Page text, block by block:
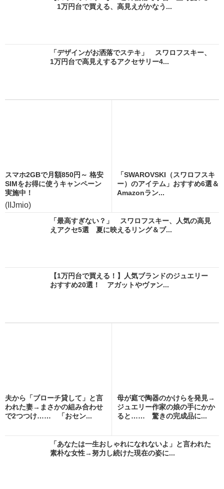
1万円台で買える、高見えがかなう...
「デザインがお洒落でステキ」 スワロフスキー、
1万円台で高見えするアクセサリー4...
スマホ2GBで月額850円～ 格安
SIMをお得に使うキャンペーン
実施中！
(IIJmio)
「SWAROVSKI（スワロフスキ
ー）のアイテム」おすすめ6選＆
Amazonラン...
「最高すぎない？」 スワロフスキー、人気の高見
えアクセ5選 夏に映えるリング＆ブ...
【1万円台で買える！】人気ブランドのジュエリー
おすすめ20選！ アガットやヴァン...
夫から「ブローチ貸して」と言
われた妻→まさかの組み合わせ
で2つつけ…… 「おセン...
母が庭で陶器のかけらを発見→
ジュエリー作家の娘の手にかか
ると…… 驚きの完成品に...
「あなたは一生おしゃれになれないよ」と言われた
素朴な女性→努力し続けた現在の姿に...